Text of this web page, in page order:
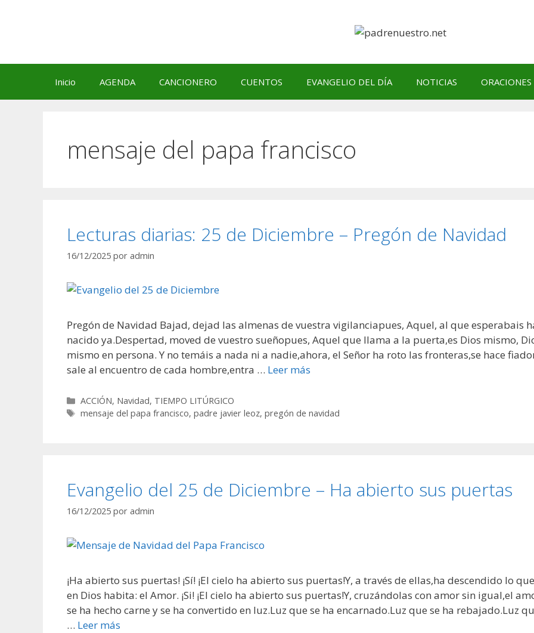
Inicio AGENDA CANCIONERO CUENTOS EVANGELIO DEL DÍA NOTICIAS ORACIONES
mensaje del papa francisco
Lecturas diarias: 25 de Diciembre – Pregón de Navidad
16/12/2025 por admin
Pregón de Navidad Bajad, dejad las almenas de vuestra vigilanciapues, Aquel, al que esperabais
nacido ya.Despertad, moved de vuestro sueñopues, Aquel que llama a la puerta,es Dios mismo,
mismo en persona. Y no temáis a nada ni a nadie,ahora, el Señor ha roto las fronteras,se hace
sale al encuentro de cada hombre,entra … Leer más
Categorías
ACCIÓN, Navidad, TIEMPO LITÚRGICO
Etiquetas
mensaje del papa francisco,padre javier leoz,pregón de navidad
Evangelio del 25 de Diciembre – Ha abierto sus puertas
16/12/2025 por admin
¡Ha abierto sus puertas! ¡Sí! ¡El cielo ha abierto sus puertas!Y, a través de ellas,ha descendido lo que
en Dios habita: el Amor. ¡Si! ¡El cielo ha abierto sus puertas!Y, cruzándolas con amor sin igual,el
se ha hecho carne y se ha convertido en luz.Luz que se ha encarnado.Luz que se ha rebajado.Luz
… Leer más